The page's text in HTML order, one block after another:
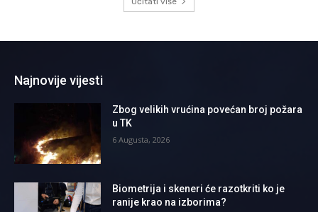
Najnovije vijesti
Zbog velikih vrućina povećan broj požara
u TK
6 Augusta, 2026
Biometrija i skeneri će razotkriti ko je
ranije krao na izborima?